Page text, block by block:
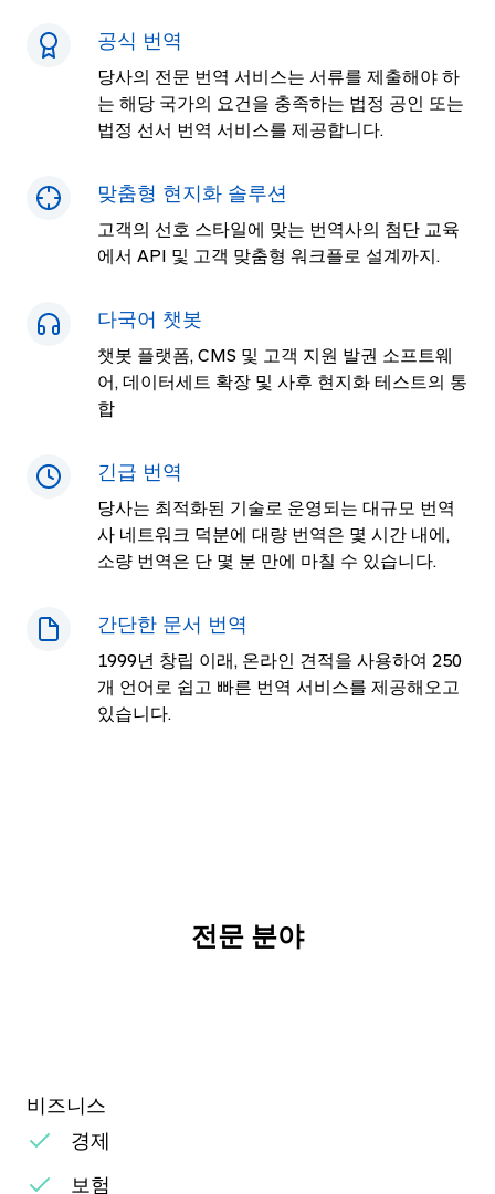
공식 번역
당사의 전문 번역 서비스는 서류를 제출해야 하
는 해당 국가의 요건을 충족하는 법정 공인 또는
법정 선서 번역 서비스를 제공합니다.
맞춤형 현지화 솔루션
고객의 선호 스타일에 맞는 번역사의 첨단 교육
에서 API 및 고객 맞춤형 워크플로 설계까지.
다국어 챗봇
챗봇 플랫폼, CMS 및 고객 지원 발권 소프트웨
어, 데이터세트 확장 및 사후 현지화 테스트의 통
합
긴급 번역
당사는 최적화된 기술로 운영되는 대규모 번역
사 네트워크 덕분에 대량 번역은 몇 시간 내에,
소량 번역은 단 몇 분 만에 마칠 수 있습니다.
간단한 문서 번역
1999년 창립 이래, 온라인 견적을 사용하여 250
개 언어로 쉽고 빠른 번역 서비스를 제공해오고
있습니다.
전문 분야
비즈니스
경제
보험